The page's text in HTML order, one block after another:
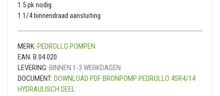
1.5 pk nodig
1 1/4 binnendraad aansluiting
MERK: PEDROLLO POMPEN
EAN: B.04.020
LEVERING: BINNEN 1-3 WERKDAGEN
DOCUMENT: DOWNLOAD PDF BRONPOMP PEDROLLO 4SR4/14
HYDRAULISCH DEEL